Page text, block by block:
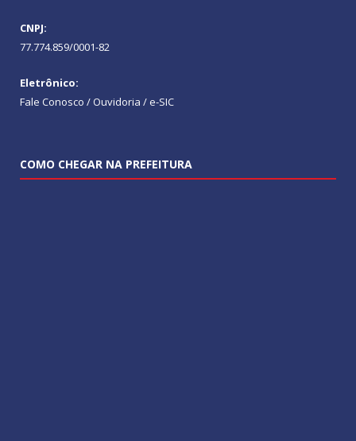
CNPJ:
77.774.859/0001-82
Eletrônico:
Fale Conosco / Ouvidoria / e-SIC
COMO CHEGAR NA PREFEITURA